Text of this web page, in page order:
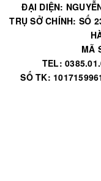
ĐẠI DIỆN:
TRỤ SỞ CHÍNH: SỐ
MÃ
TEL:
SỐ TK: